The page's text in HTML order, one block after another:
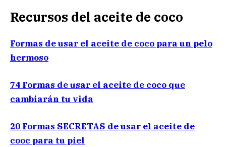
Recursos del aceite de coco
Formas de usar el aceite de coco para un pelo
hermoso
74 Formas de usar el aceite de coco que
cambiarán tu vida
20 Formas SECRETAS de usar el aceite de
cooc para tu piel